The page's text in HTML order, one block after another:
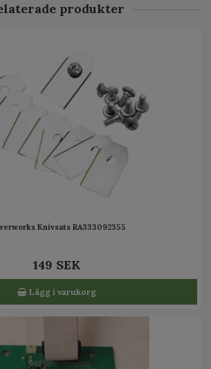
produkter
Knivsats RA333092355
149 SEK
Lägg i varukorg